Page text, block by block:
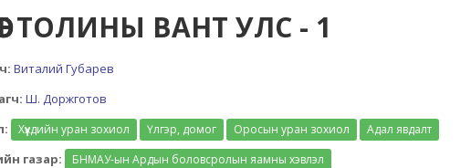
ТОЛИНЫ ВАНТ УЛС - 1
Виталий Губарев
Ш. Доржготов
Хүүхдийн уран зохиол Үлгэр, домог Оросын уран зохиол Адал явдалт
газар:
БНМАУ-ын Ардын боловсролын яамны хэвлэл